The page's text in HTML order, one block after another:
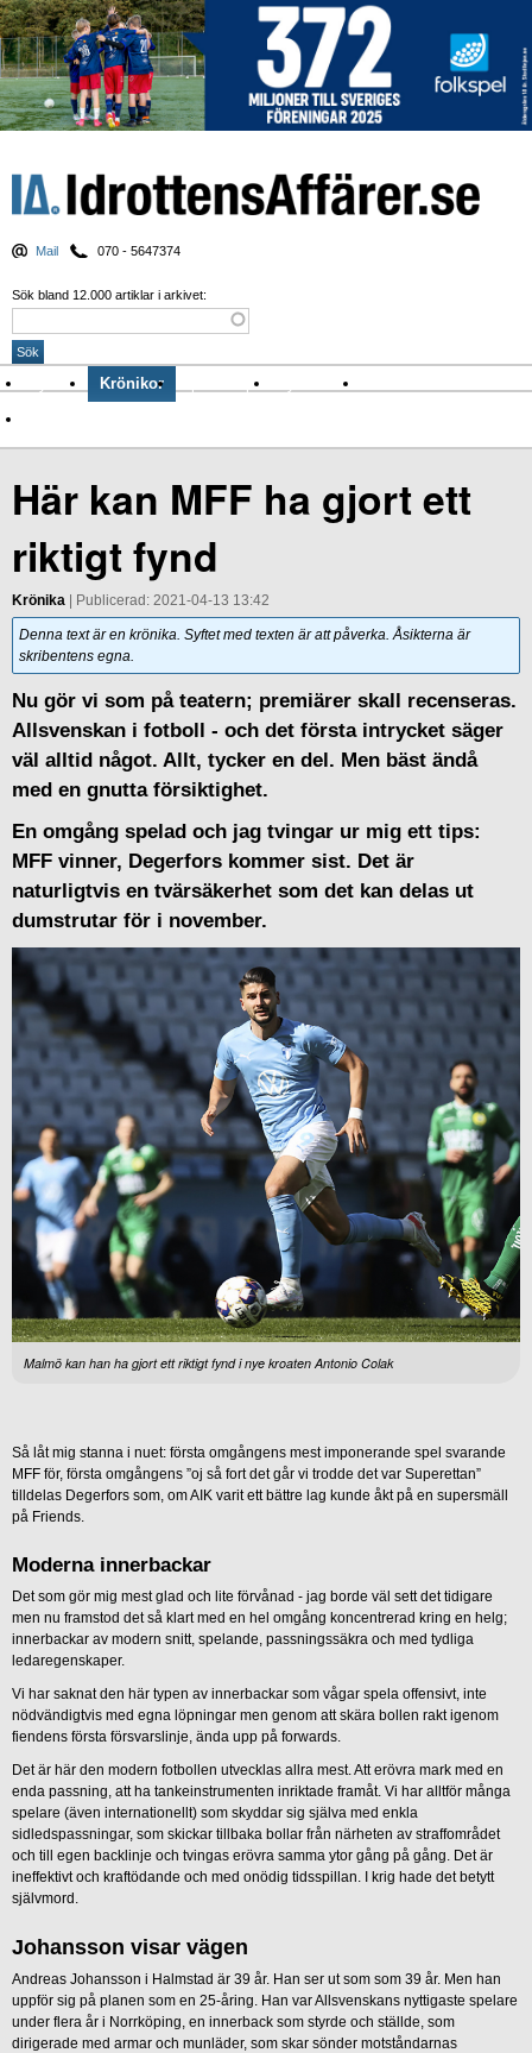
Mail 070 - 5647374
Sök bland 12.000 artiklar i arkivet:
Nyheter Krönikor Sport & spel Nyhetsbrev
Här kan MFF ha gjort ett
riktigt fynd
Krönika | Publicerad: 2021-04-13 13:42
Denna text är en krönika. Syftet med texten är att påverka. Åsikterna är
skribentens egna.
Nu gör vi som på teatern; premiärer skall recenseras.
Allsvenskan i fotboll - och det första intrycket säger
väl alltid något. Allt, tycker en del. Men bäst ändå
med en gnutta försiktighet.
En omgång spelad och jag tvingar ur mig ett tips:
MFF vinner, Degerfors kommer sist. Det är
naturligtvis en tvärsäkerhet som det kan delas ut
dumstrutar för i november.
Malmö kan han ha gjort ett riktigt fynd i nye kroaten Antonio Colak
Så låt mig stanna i nuet: första omgångens mest imponerande spel svarande
MFF för, första omgångens ”oj så fort det går vi trodde det var Superettan”
tilldelas Degerfors som, om AIK varit ett bättre lag kunde åkt på en supersmäll
på Friends.
Moderna innerbackar
Det som gör mig mest glad och lite förvånad - jag borde väl sett det tidigare
men nu framstod det så klart med en hel omgång koncentrerad kring en helg;
innerbackar av modern snitt, spelande, passningssäkra och med tydliga
ledaregenskaper.
Vi har saknat den här typen av innerbackar som vågar spela offensivt, inte
nödvändigtvis med egna löpningar men genom att skära bollen rakt igenom
fiendens första försvarslinje, ända upp på forwards.
Det är här den modern fotbollen utvecklas allra mest. Att erövra mark med en
enda passning, att ha tankeinstrumenten inriktade framåt. Vi har alltför många
spelare (även internationellt) som skyddar sig själva med enkla
sidledspassningar, som skickar tillbaka bollar från närheten av straffområdet
och till egen backlinje och tvingas erövra samma ytor gång på gång. Det är
ineffektivt och kraftödande och med onödig tidsspillan. I krig hade det betytt
självmord.
Johansson visar vägen
Andreas Johansson i Halmstad är 39 år. Han ser ut som som 39 år. Men han
uppför sig på planen som en 25-åring. Han var Allsvenskans nyttigaste spelare
under flera år i Norrköping, en innerback som styrde och ställde, som
dirigerade med armar och munläder, som skar sönder motståndarnas